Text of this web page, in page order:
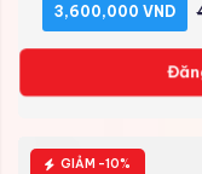
3,600,000 VND
GIẢM -10%